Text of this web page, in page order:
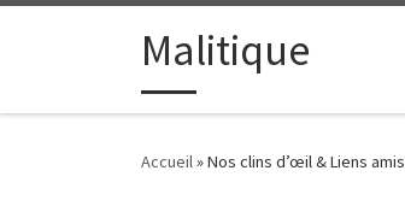
Passer au contenuMalitique
Accueil»Nos clins d’œil & Liens amis